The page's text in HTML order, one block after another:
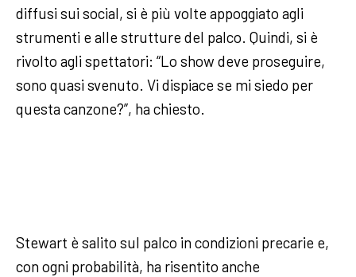
diffusi sui social, si è più volte appoggiato agli
strumenti e alle strutture del palco. Quindi, si è
rivolto agli spettatori: “Lo show deve proseguire,
sono quasi svenuto. Vi dispiace se mi siedo per
questa canzone?”, ha chiesto.
Stewart è salito sul palco in condizioni precarie e,
con ogni probabilità, ha risentito anche